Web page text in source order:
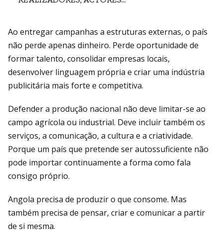
Ao entregar campanhas a estruturas externas, o país
não perde apenas dinheiro. Perde oportunidade de
formar talento, consolidar empresas locais,
desenvolver linguagem própria e criar uma indústria
publicitária mais forte e competitiva.
Defender a produção nacional não deve limitar-se ao
campo agrícola ou industrial. Deve incluir também os
serviços, a comunicação, a cultura e a criatividade.
Porque um país que pretende ser autossuficiente não
pode importar continuamente a forma como fala
consigo próprio.
Angola precisa de produzir o que consome. Mas
também precisa de pensar, criar e comunicar a partir
de si mesma.